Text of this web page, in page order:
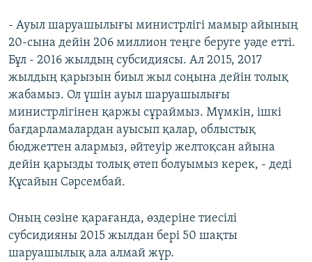
- Ауыл шаруашылығы министрлігі мамыр айының
20-сына дейін 206 миллион теңге беруге уәде етті.
Бұл - 2016 жылдың субсидиясы. Ал 2015, 2017
жылдың қарызын биыл жыл соңына дейін толық
жабамыз. Ол үшін ауыл шаруашылығы
министрлігінен қаржы сұраймыз. Мүмкін, ішкі
бағдарламалардан ауысып қалар, облыстық
бюджеттен алармыз, әйтеуір желтоқсан айына
дейін қарызды толық өтеп болуымыз керек, - деді
Құсайын Сәрсембай.
Оның сөзіне қарағанда, өздеріне тиесілі
субсидияны 2015 жылдан бері 50 шақты
шаруашылық ала алмай жүр.